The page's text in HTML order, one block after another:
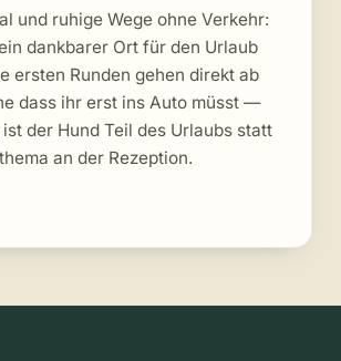
und ruhige Wege ohne Verkehr:
dankbarer Ort für den Urlaub
ersten Runden gehen direkt ab
dass ihr erst ins Auto müsst —
der Hund Teil des Urlaubs statt
an der Rezeption.